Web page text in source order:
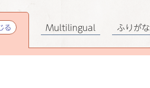
る Multilingual ふりがな